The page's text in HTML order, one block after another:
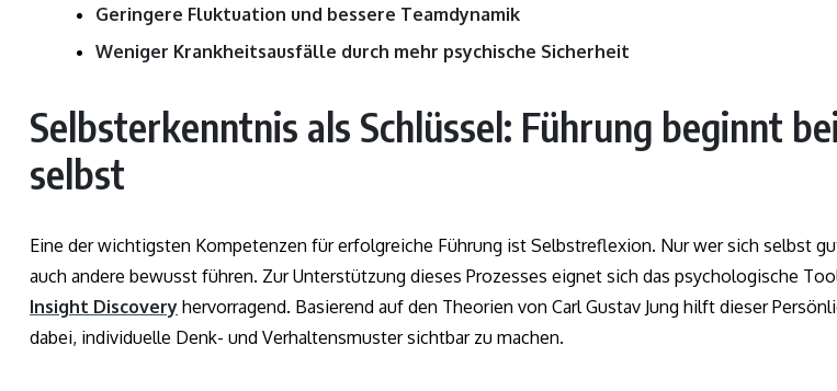
Geringere Fluktuation und bessere Teamdynamik
Weniger Krankheitsausfälle durch mehr psychische Sicherheit
Selbsterkenntnis als Schlüssel: Führung beginnt
selbst
Eine der wichtigsten Kompetenzen für erfolgreiche Führung ist Selbstreflexion. Nur wer sich selbst
auch andere bewusst führen. Zur Unterstützung dieses Prozesses eignet sich das psychologische
Insight Discovery hervorragend. Basierend auf den Theorien von Carl Gustav Jung hilft dieser
dabei, individuelle Denk- und Verhaltensmuster sichtbar zu machen.